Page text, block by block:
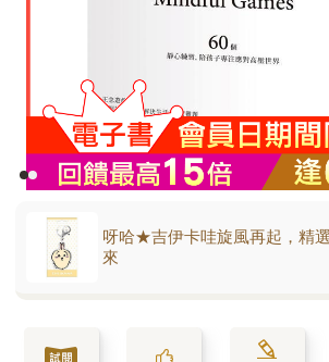
呀哈★吉伊卡哇旋風再起，精
來